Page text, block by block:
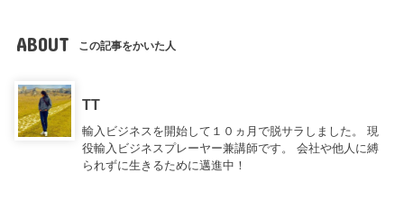
ABOUT この記事をかいた人
TT
輸入ビジネスを開始して１０ヵ月で脱サラしました。 現
役輸入ビジネスプレーヤー兼講師です。 会社や他人に縛
られずに生きるために邁進中！